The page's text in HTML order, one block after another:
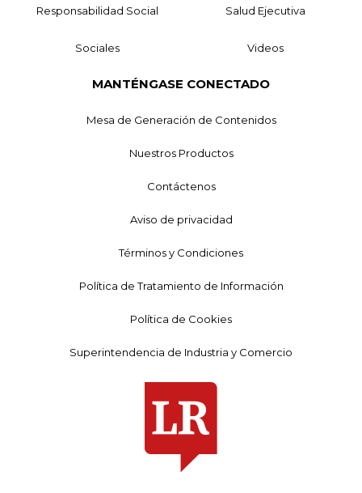
Responsabilidad Social Salud Ejecutiva
Sociales Videos
MANTÉNGASE CONECTADO
Mesa de Generación de Contenidos
Nuestros Productos
Contáctenos
Aviso de privacidad
Términos y Condiciones
Política de Tratamiento de Información
Política de Cookies
Superintendencia de Industria y Comercio